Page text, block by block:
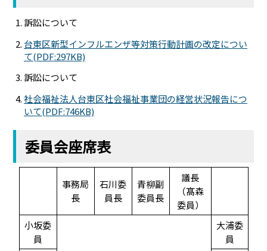
訴訟について
台東区新型インフルエンザ等対策行動計画の改定につい
て(PDF:297KB)
訴訟について
社会福祉法人台東区社会福祉事業団の経営状況報告につ
いて(PDF:746KB)
委員会座席表
事務局
長
石川委
員長
青柳副
委員長
議長
（髙森
委員）
小坂委
員
大浦委
員